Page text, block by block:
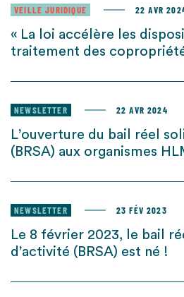
VEILLE JURIDIQUE 22 AVR
« La loi accélère les
traitement des
NEWSLETTER 22 AVR 2024
L’ouverture du bail réel
(BRSA) aux organismes
NEWSLETTER 23 FÉV 2023
Le 8 février 2023, le bail
d’activité (BRSA) est né !